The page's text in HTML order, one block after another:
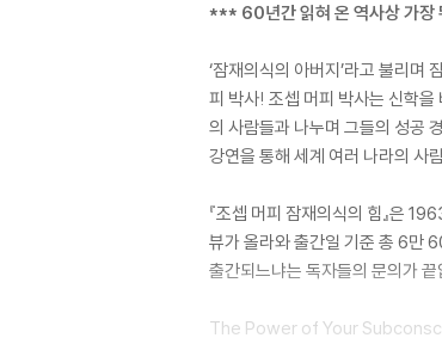
*** 60년간 읽혀 온 역사상 가장
‘잠재의식의 아버지’라고 불리며
피 박사! 조셉 머피 박사는 신학
의 사람들과 나누며 그들의 성공
강연을 통해 세계 여러 나라의 사
『조셉 머피 잠재의식의 힘』은
뷰가 올라와 출간일 기준 총 6만
출간되느냐는 독자들의 문의가
The Power of Your